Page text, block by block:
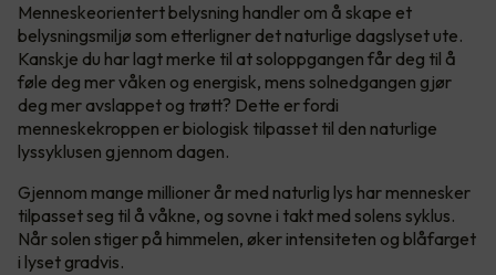
Menneskeorientert belysning handler om å skape et
belysningsmiljø som etterligner det naturlige dagslyset ute.
Kanskje du har lagt merke til at soloppgangen får deg til å
føle deg mer våken og energisk, mens solnedgangen gjør
deg mer avslappet og trøtt? Dette er fordi
menneskekroppen er biologisk tilpasset til den naturlige
lyssyklusen gjennom dagen.
Gjennom mange millioner år med naturlig lys har mennesker
tilpasset seg til å våkne, og sovne i takt med solens syklus.
Når solen stiger på himmelen, øker intensiteten og blåfarget
i lyset gradvis.